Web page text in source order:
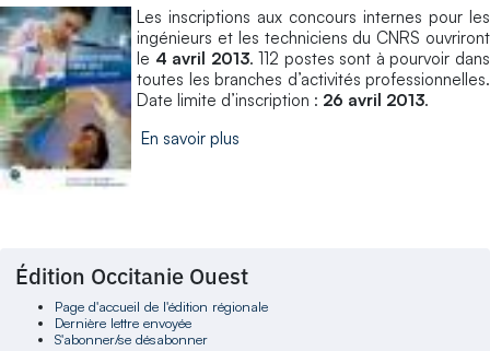
Les inscriptions aux concours internes pour les
ingénieurs et les techniciens du CNRS ouvriront
le 4 avril 2013. 112 postes sont à pourvoir dans
toutes les branches d’activités professionnelles.
Date limite d’inscription : 26 avril 2013.
En savoir plus
Édition Occitanie Ouest
Page d'accueil de l'édition régionale
Dernière lettre envoyée
S'abonner/se désabonner